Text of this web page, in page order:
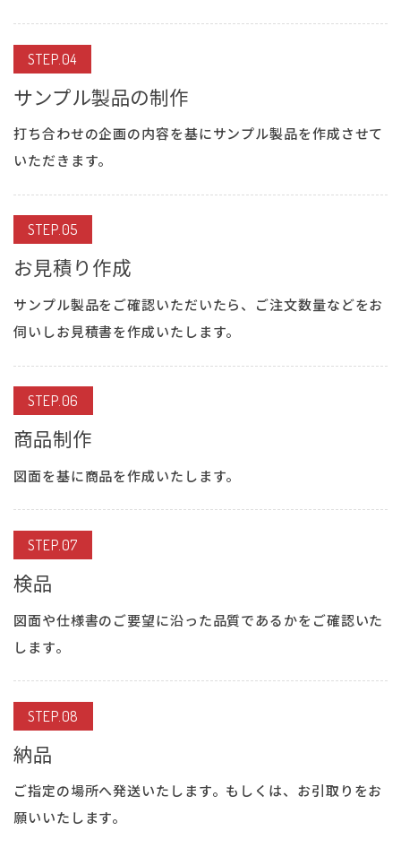
STEP.04
サンプル製品の制作
打ち合わせの企画の内容を基にサンプル製品を作成させて
いただきます。
STEP.05
お見積り作成
サンプル製品をご確認いただいたら、ご注文数量などをお
伺いしお見積書を作成いたします。
STEP.06
商品制作
図面を基に商品を作成いたします。
STEP.07
検品
図面や仕様書のご要望に沿った品質であるかをご確認いた
します。
STEP.08
納品
ご指定の場所へ発送いたします。もしくは、お引取りをお
願いいたします。